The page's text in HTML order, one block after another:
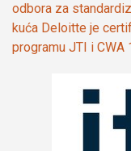
odbora za
kuća Deloitte je
programu JTI i CWA